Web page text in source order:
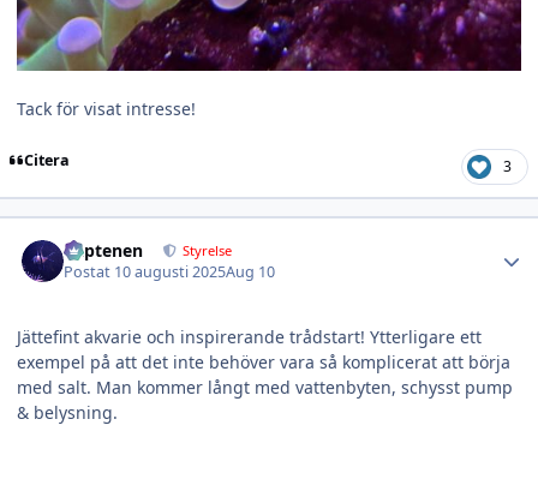
Tack för visat intresse!
Citera 3
kaptenen Styrelse
Postat 10 augusti 2025Aug 10
Jättefint akvarie och inspirerande trådstart! Ytterligare ett
exempel på att det inte behöver vara så komplicerat att börja
med salt. Man kommer långt med vattenbyten, schysst pump
& belysning.